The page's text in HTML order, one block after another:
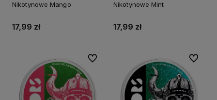
Nikotynowe Mango
17,99 zł
Nikotynowe Mint
17,99 zł
Do ulubionych Do